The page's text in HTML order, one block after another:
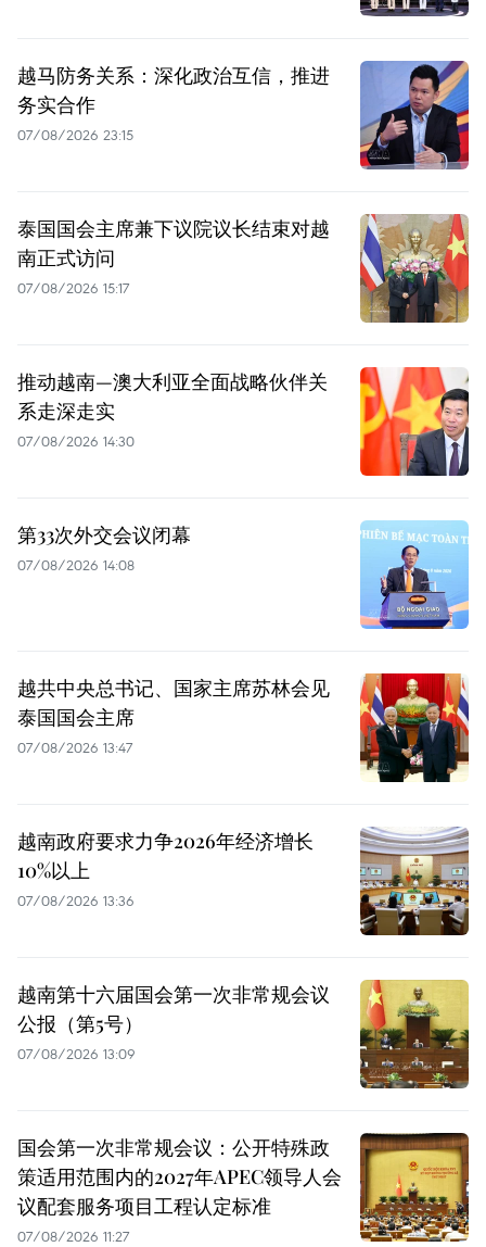
越马防务关系：深化政治互信，推进
务实合作
07/08/2026 23:15
泰国国会主席兼下议院议长结束对越
南正式访问
07/08/2026 15:17
推动越南—澳大利亚全面战略伙伴关
系走深走实
07/08/2026 14:30
第33次外交会议闭幕
07/08/2026 14:08
越共中央总书记、国家主席苏林会见
泰国国会主席
07/08/2026 13:47
越南政府要求力争2026年经济增长
10%以上
07/08/2026 13:36
越南第十六届国会第一次非常规会议
公报（第5号）
07/08/2026 13:09
国会第一次非常规会议：公开特殊政
策适用范围内的2027年APEC领导人会
议配套服务项目工程认定标准
07/08/2026 11:27